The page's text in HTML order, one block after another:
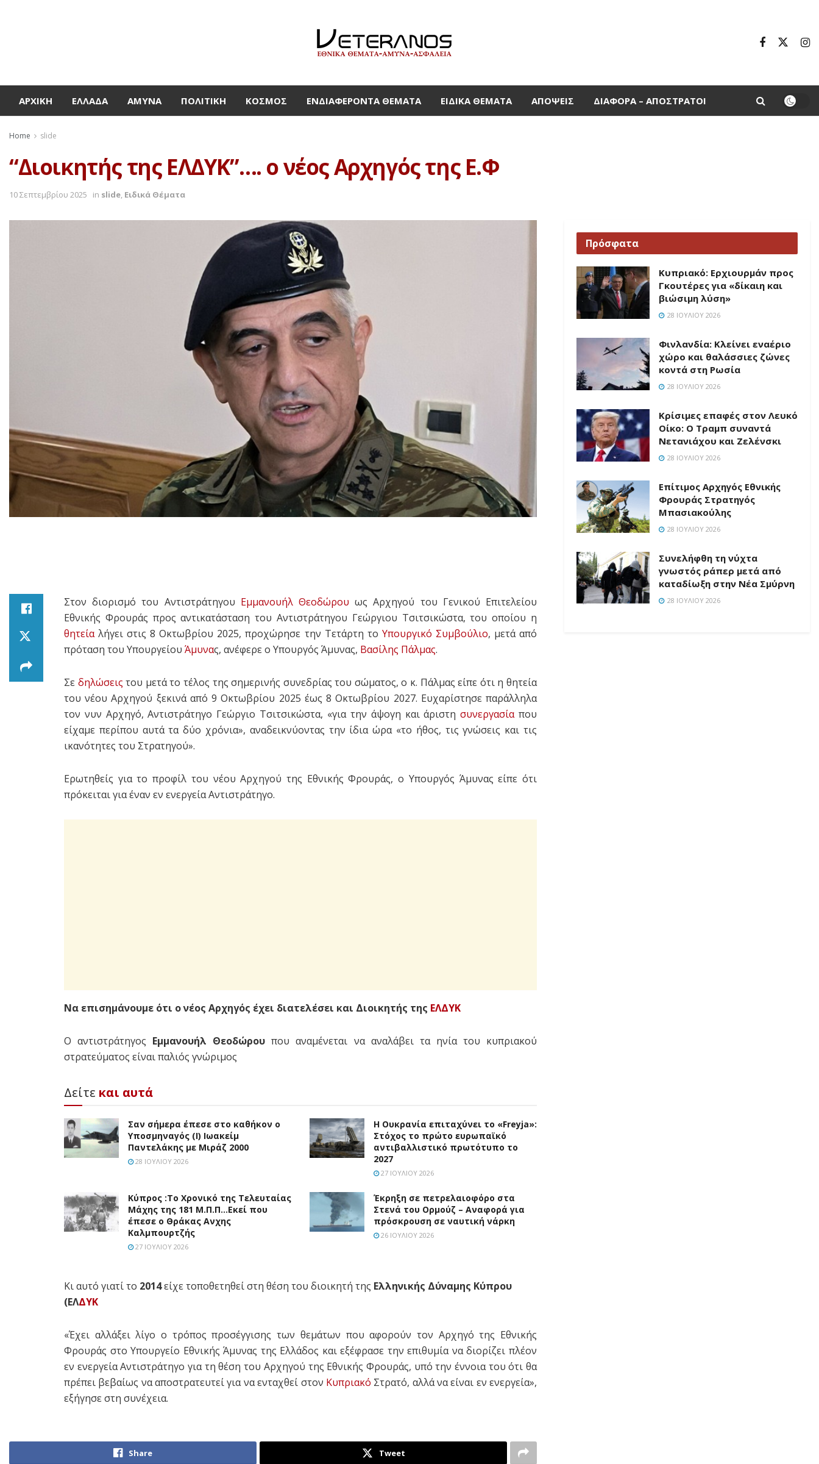
ΑΡΧΙΚΉ ΕΛΛΆΔΑ ΆΜΥΝΑ ΠΟΛΙΤΙΚΉ ΚΌΣΜΟΣ ΕΝΔΙΑΦΈΡΟΝΤΑ ΘΈΜΑΤΑ ΕΙΔΙΚΆ ΘΈΜΑΤΑ ΑΠΌΨΕΙΣ ΔΙΆΦΟΡΑ – ΑΠΌΣΤΡΑΤΟΙ
Home slide
“Διοικητής της ΕΛΔΥΚ”…. ο νέος Αρχηγός της Ε.Φ
10 Σεπτεμβρίου 2025 in slide, Ειδικά Θέματα
Στον διορισμό του Αντιστράτηγου Εμμανουήλ Θεοδώρου ως Αρχηγού του Γενικού Επιτελείου
Εθνικής Φρουράς προς αντικατάσταση του Αντιστράτηγου Γεώργιου Τσιτσικώστα, του οποίου η
θητείαλήγει στις 8 Οκτωβρίου 2025, προχώρησε την Τετάρτη το Υπουργικό Συμβούλιο, μετά από
πρόταση του Υπουργείου Άμυνας, ανέφερε ο Υπουργός Άμυνας, Βασίλης Πάλμας.
Σε δηλώσεις του μετά το τέλος της σημερινής συνεδρίας του σώματος, ο κ. Πάλμας είπε ότι η θητεία
του νέου Αρχηγού ξεκινά από 9 Οκτωβρίου 2025 έως 8 Οκτωβρίου 2027. Ευχαρίστησε παράλληλα
τον νυν Αρχηγό, Αντιστράτηγο Γεώργιο Τσιτσικώστα, «για την άψογη και άριστησυνεργασίαπου
είχαμε περίπου αυτά τα δύο χρόνια», αναδεικνύοντας την ίδια ώρα «το ήθος, τις γνώσεις και τις
ικανότητες του Στρατηγού».
Ερωτηθείς για το προφίλ του νέου Αρχηγού της Εθνικής Φρουράς, ο Υπουργός Άμυνας είπε ότι
πρόκειται για έναν εν ενεργεία Αντιστράτηγο.
Να επισημάνουμε ότι ο νέος Αρχηγός έχει διατελέσει και Διοικητής της ΕΛΔΥΚ
O αντιστράτηγος Εμμανουήλ Θεοδώρου που αναμένεται να αναλάβει τα ηνία του κυπριακού
στρατεύματος είναι παλιός γνώριμος
Δείτε και αυτά
Σαν σήμερα έπεσε στο καθήκον ο
Υποσμηναγός (Ι) Ιωακείμ
Παντελάκης με Μιράζ 2000
28 ΙΟΥΛΊΟΥ 2026
Η Ουκρανία επιταχύνει το «Freyja»:
Στόχος το πρώτο ευρωπαϊκό
αντιβαλλιστικό πρωτότυπο το
2027
27 ΙΟΥΛΊΟΥ 2026
Κύπρος :Το Χρονικό της Τελευταίας
Μάχης της 181 Μ.Π.Π…Εκεί που
έπεσε ο Θράκας Ανχης
Καλμπουρτζής
27 ΙΟΥΛΊΟΥ 2026
Έκρηξη σε πετρελαιοφόρο στα
Στενά του Ορμούζ – Αναφορά για
πρόσκρουση σε ναυτική νάρκη
26 ΙΟΥΛΊΟΥ 2026
Κι αυτό γιατί το 2014είχε τοποθετηθεί στη θέση του διοικητή της Ελληνικής Δύναμης Κύπρου
(ΕΛΔΥΚ
«Έχει αλλάξει λίγο ο τρόπος προσέγγισης των θεμάτων που αφορούν τον Αρχηγό της Εθνικής
Φρουράς στο Υπουργείο Εθνικής Άμυνας της Ελλάδος και εξέφρασε την επιθυμία να διορίζει πλέον
εν ενεργεία Αντιστράτηγο για τη θέση του Αρχηγού της Εθνικής Φρουράς, υπό την έννοια του ότι θα
πρέπει βεβαίως να αποστρατευτεί για να ενταχθεί στον Κυπριακό Στρατό, αλλά να είναι εν ενεργεία»,
εξήγησε στη συνέχεια.
Share Tweet
Πρόσφατα
Κυπριακό: Ερχιουρμάν προς
Γκουτέρες για «δίκαιη και
βιώσιμη λύση»
28 ΙΟΥΛΊΟΥ 2026
Φινλανδία: Κλείνει εναέριο
χώρο και θαλάσσιες ζώνες
κοντά στη Ρωσία
28 ΙΟΥΛΊΟΥ 2026
Κρίσιμες επαφές στον Λευκό
Οίκο: Ο Τραμπ συναντά
Νετανιάχου και Ζελένσκι
28 ΙΟΥΛΊΟΥ 2026
Επίτιμος Αρχηγός Εθνικής
Φρουράς Στρατηγός
Μπασιακούλης
28 ΙΟΥΛΊΟΥ 2026
Συνελήφθη τη νύχτα
γνωστός ράπερ μετά από
καταδίωξη στην Νέα Σμύρνη
28 ΙΟΥΛΊΟΥ 2026